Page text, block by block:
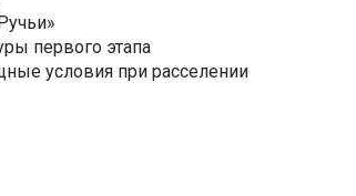
первого этапа
условия при расселении